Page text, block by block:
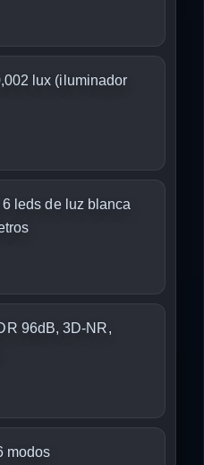
lux (iluminador
6 leds de luz blanca
96dB, 3D-NR,
modos